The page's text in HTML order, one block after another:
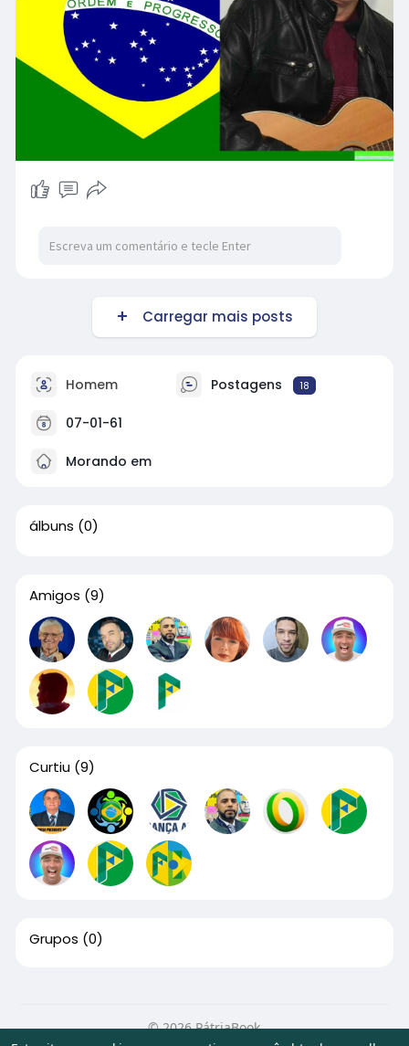
Carregar mais posts
Homem Postagens 18
07-01-61
Morando em
álbuns (0)
Amigos (9)
Curtiu (9)
Grupos (0)
© 2026 PátriaBook